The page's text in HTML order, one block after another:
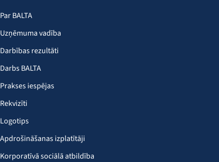
Par BALTA
Uzņēmuma vadība
Darbības rezultāti
Darbs BALTA
Prakses iespējas
Rekvizīti
Logotips
Apdrošināšanas izplatītāji
Korporatīvā sociālā atbildība